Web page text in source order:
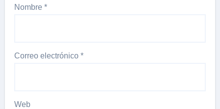
Nombre*
Correo electrónico*
Web